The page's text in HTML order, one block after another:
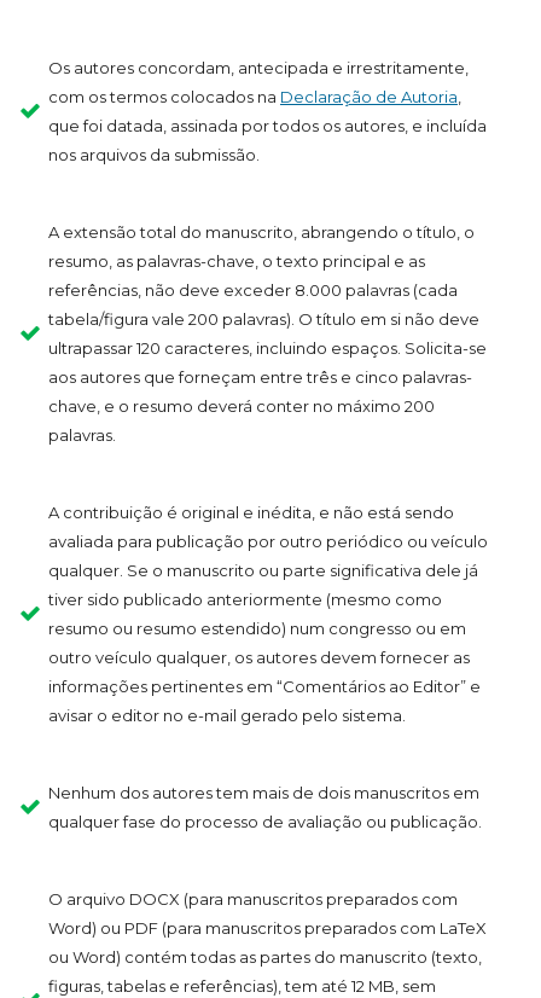
Os autores concordam, antecipada e irrestritamente,
com os termos colocados na Declaração de Autoria
que foi datada, assinada por todos os autores, e incluída
nos arquivos da submissão.
A extensão total do manuscrito, abrangendo o título, o
resumo, as palavras-chave, o texto principal e as
referências, não deve exceder 8.000 palavras (cada
tabela/figura vale 200 palavras). O título em si não deve
ultrapassar 120 caracteres, incluindo espaços. Solicita-se
aos autores que forneçam entre três e cinco palavras-
chave, e o resumo deverá conter no máximo 200
palavras.
A contribuição é original e inédita, e não está sendo
avaliada para publicação por outro periódico ou veículo
qualquer. Se o manuscrito ou parte significativa dele já
tiver sido publi­cado anteriormente (mesmo como
resumo ou resumo estendido) num congresso ou em
outro veículo qualquer, os autores devem fornecer as
informações pertinentes em “Comentários ao Editor” e
avisar o editor no e-mail gerado pelo sistema.
Nenhum dos autores tem mais de dois manuscritos em
qualquer fase do processo de avaliação ou publicação.
O arquivo DOCX (para manuscritos preparados com
Word) ou PDF (para manuscritos preparados com LaTeX
ou Word) contém todas as partes do manuscrito (texto,
figuras, tabelas e referências), tem até 12 MB, sem